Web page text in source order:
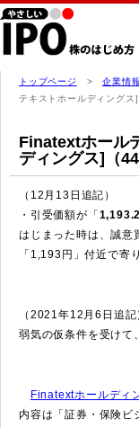
トップページ >企業情報
テキストホールディングス]
Finatextホール
ディングス]（
（12月13日追記）
・引受価額が「
はじまった時は、誠意
「1,193円」付近で寄
（2021年12月6日追記
弱気の仮条件を受けて
Finatextホールディ
内容は「証券・保険ビ